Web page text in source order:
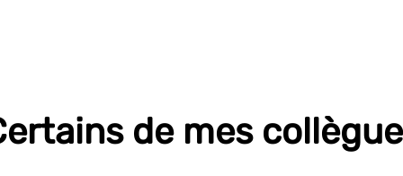
de mes